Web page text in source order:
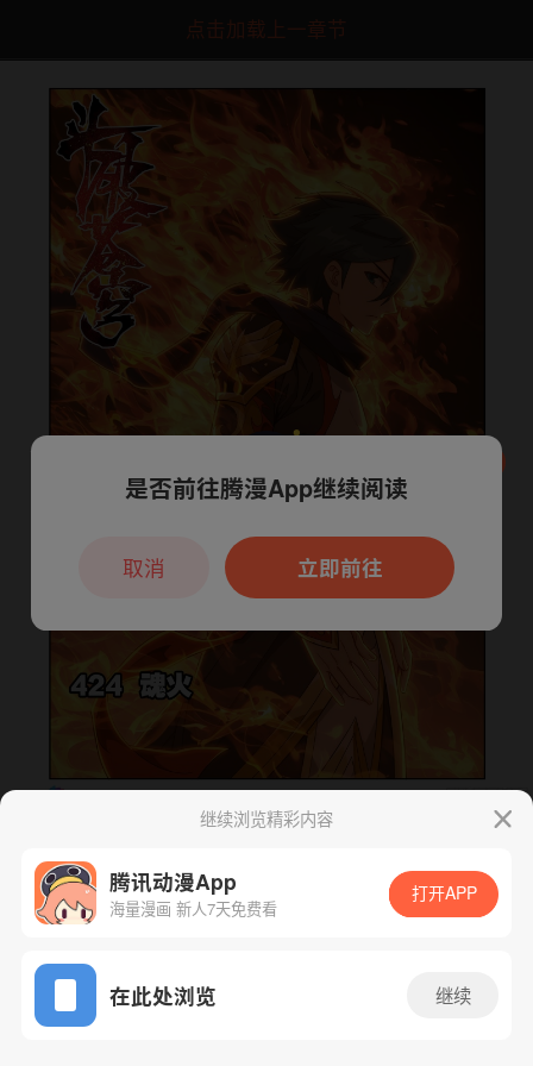
点击加载上一章节
App免费看
下一话 腾漫App免费看
继续浏览精彩内容
腾讯动漫App
海量漫画 新人7天免费看
打开APP
在此处浏览 继续
本章节仅支持App阅读，可打开App新用
户7天免费看
是否前往腾漫App继续阅读
立即前往
取消